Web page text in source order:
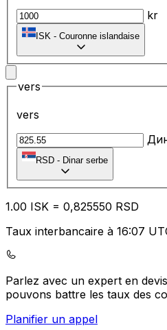
kr
ISK - Couronne islandaise
vers
vers
RSD - Dinar serbe
1.00 ISK = 0,825550 RSD
Taux interbancaire à 16:07
Parlez avec un expert en
pouvons battre les taux des
Planifier un appel